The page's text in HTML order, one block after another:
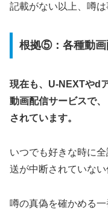
記載がない以上、噂は
根拠⑤：各種動画
現在も、U-NEXTやd
動画配信サービスで
されています。
いつでも好きな時に
送が中断されていない
噂の真偽を確かめる